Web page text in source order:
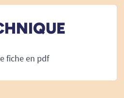
fiche en pdf